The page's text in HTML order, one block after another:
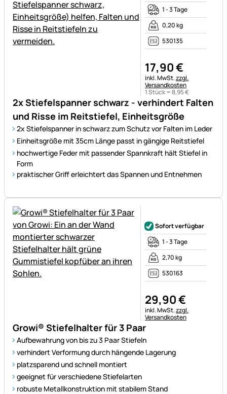
2x Stiefelspanner schwarz - verhindert Falten
und Risse im Reitstiefel, Einheitsgröße
2x Stiefelspanner in schwarz zum Schutz vor Falten im Leder
Einheitsgröße mit 35cm Länge passt in gängige Reitstiefel
hochwertige Feder mit passender Spannkraft hält Stiefel in
Form
praktischer Griff erleichtert das Spannen und Entnehmen
1 - 3 Tage
0,20 kg
530135
17,90€
Steuerhinweis:
inkl. MwSt.zzgl.
Versandkosten
1 Stück =8,95€
Growi® Stiefelhalter für 3 Paar
Aufbewahrung von bis zu 3 Paar Stiefeln
verhindert Verformung durch hängende Lagerung
platzsparend und schnell montiert
geeignet für verschiedene Stiefelarten
robuste Metallkonstruktion mit stabilem Stand
Sofort verfügbar
1 - 3 Tage
2,70 kg
530163
29,90€
Steuerhinweis:
inkl. MwSt.zzgl.
Versandkosten